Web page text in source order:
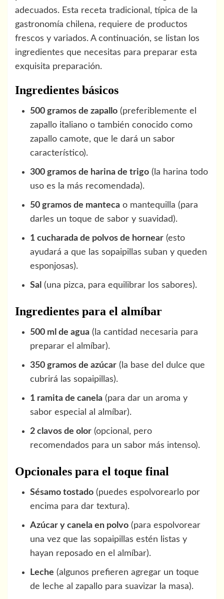
adecuados. Esta receta tradicional, típica de la
gastronomía chilena, requiere de productos
frescos y variados. A continuación, se listan los
ingredientes que necesitas para preparar esta
exquisita preparación.
Ingredientes básicos
500 gramos de zapallo (preferiblemente el
zapallo italiano o también conocido como
zapallo camote, que le dará un sabor
característico).
300 gramos de harina de trigo (la harina todo
uso es la más recomendada).
50 gramos de manteca o mantequilla (para
darles un toque de sabor y suavidad).
1 cucharada de polvos de hornear (esto
ayudará a que las sopaipillas suban y queden
esponjosas).
Sal (una pizca, para equilibrar los sabores).
Ingredientes para el almíbar
500 ml de agua (la cantidad necesaria para
preparar el almíbar).
350 gramos de azúcar (la base del dulce que
cubrirá las sopaipillas).
1 ramita de canela (para dar un aroma y
sabor especial al almíbar).
2 clavos de olor (opcional, pero
recomendados para un sabor más intenso).
Opcionales para el toque final
Sésamo tostado (puedes espolvorearlo por
encima para dar textura).
Azúcar y canela en polvo (para espolvorear
una vez que las sopaipillas estén listas y
hayan reposado en el almíbar).
Leche (algunos prefieren agregar un toque
de leche al zapallo para suavizar la masa).